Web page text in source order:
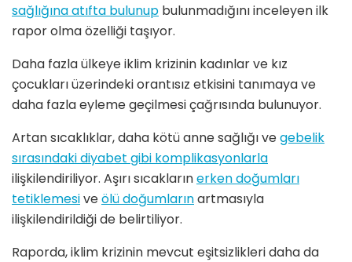
sağlığına atıfta bulunup bulunmadığını inceleyen ilk
rapor olma özelliği taşıyor.
Daha fazla ülkeye iklim krizinin kadınlar ve kız
çocukları üzerindeki orantısız etkisini tanımaya ve
daha fazla eyleme geçilmesi çağrısında bulunuyor.
Artan sıcaklıklar, daha kötü anne sağlığı vegebelik
sırasındaki diyabet gibi komplikasyonlarla
ilişkilendiriliyor. Aşırı sıcaklarınerken doğumları
tetiklemesiveölü doğumlarınartmasıyla
ilişkilendirildiği de belirtiliyor.
Raporda, iklim krizinin mevcut eşitsizlikleri daha da